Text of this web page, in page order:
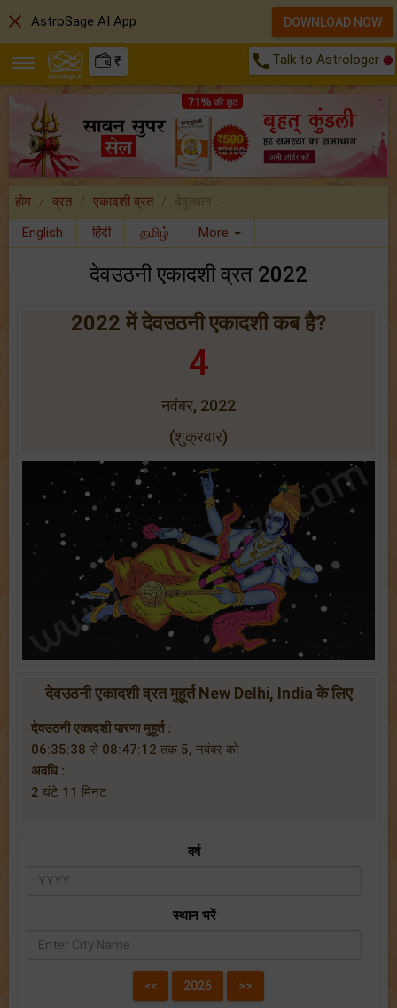
₹ call Talk to Astrologer
होम व्रत एकादशी व्रत
देवुत्थान ..
English
हिंदी தமிழ் More
देवउठनी एकादशी व्रत 2022
2022 में देवउठनी एकादशी कब है?
4
नवंबर, 2022
(शुक्रवार)
देवउठनी एकादशी व्रत मुहूर्त New Delhi, India के लिए
देवउठनी एकादशी पारणा मुहूर्त :
06:35:38 से 08:47:12 तक 5, नवंबर को
अवधि :
2 घंटे 11 मिनट
वर्ष
स्थान भरें
close AstroSage AI App DOWNLOAD NOW